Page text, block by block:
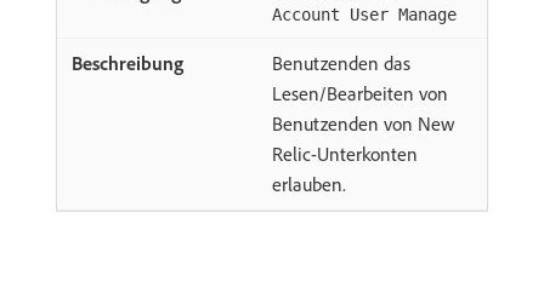
Account User Manage
Benutzenden das
Lesen/Bearbeiten von
Benutzenden von New
Relic-Unterkonten
erlauben.